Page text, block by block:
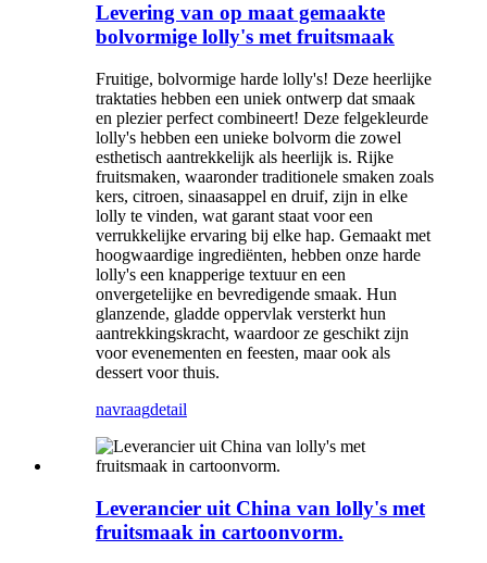
Levering van op maat gemaakte
bolvormige lolly's met fruitsmaak
Fruitige, bolvormige harde lolly's! Deze heerlijke
traktaties hebben een uniek ontwerp dat smaak
en plezier perfect combineert! Deze felgekleurde
lolly's hebben een unieke bolvorm die zowel
esthetisch aantrekkelijk als heerlijk is. Rijke
fruitsmaken, waaronder traditionele smaken zoals
kers, citroen, sinaasappel en druif, zijn in elke
lolly te vinden, wat garant staat voor een
verrukkelijke ervaring bij elke hap. Gemaakt met
hoogwaardige ingrediënten, hebben onze harde
lolly's een knapperige textuur en een
onvergetelijke en bevredigende smaak. Hun
glanzende, gladde oppervlak versterkt hun
aantrekkingskracht, waardoor ze geschikt zijn
voor evenementen en feesten, maar ook als
dessert voor thuis.
navraagdetail
Leverancier uit China van lolly's met
fruitsmaak in cartoonvorm.